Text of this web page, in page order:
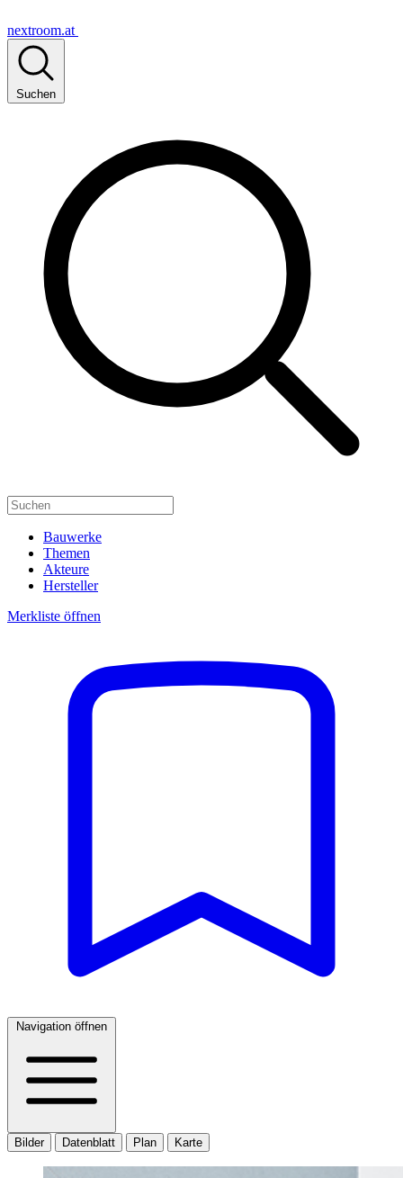
nextroom.at
Suchen
Bauwerke
Themen
Akteure
Hersteller
Merkliste öffnen
Navigation öffnen
Bilder Datenblatt Plan Karte